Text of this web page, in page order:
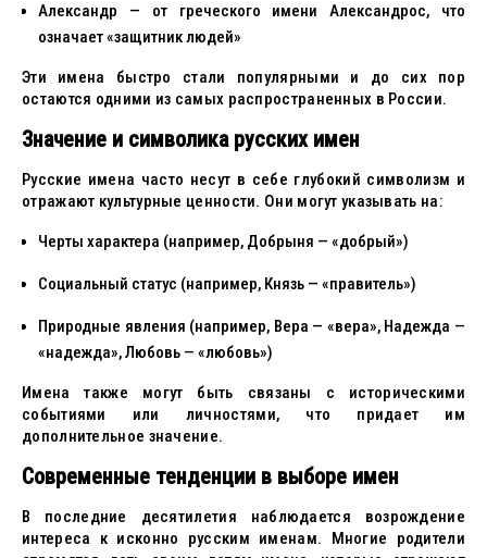
Александр — от греческого имени Александрос, что
означает «защитник людей»
Эти имена быстро стали популярными и до сих пор
остаются одними из самых распространенных в России.
Значение и символика русских имен
Русские имена часто несут в себе глубокий символизм и
отражают культурные ценности. Они могут указывать на:
Черты характера (например, Добрыня — «добрый»)
Социальный статус (например, Князь — «правитель»)
Природные явления (например, Вера — «вера», Надежда —
«надежда», Любовь — «любовь»)
Имена также могут быть связаны с историческими
событиями или личностями, что придает им
дополнительное значение.
Современные тенденции в выборе имен
В последние десятилетия наблюдается возрождение
интереса к исконно русским именам. Многие родители